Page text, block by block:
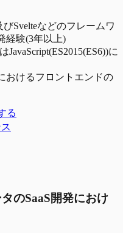
びSvelteなどのフレームワ
経験(3年以上)
JavaScript(ES2015(ES6))に
おけるフロントエンドの
る
のSaaS開発におけ